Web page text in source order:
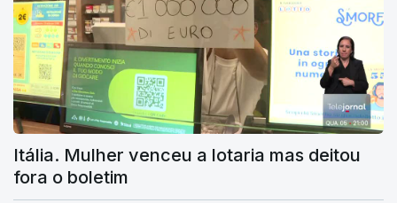
Itália. Mulher venceu a lotaria mas deitou
fora o boletim